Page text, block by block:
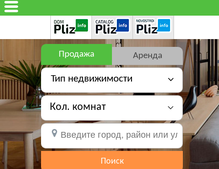
Продажа Аренда
Тип недвижимости
Кол. комнат
Поиск